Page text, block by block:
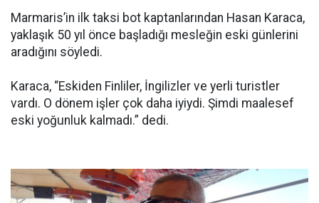
Marmaris’in ilk taksi bot kaptanlarından Hasan Karaca,
yaklaşık 50 yıl önce başladığı mesleğin eski günlerini
aradığını söyledi.
Karaca, “Eskiden Finliler, İngilizler ve yerli turistler
vardı. O dönem işler çok daha iyiydi. Şimdi maalesef
eski yoğunluk kalmadı.” dedi.